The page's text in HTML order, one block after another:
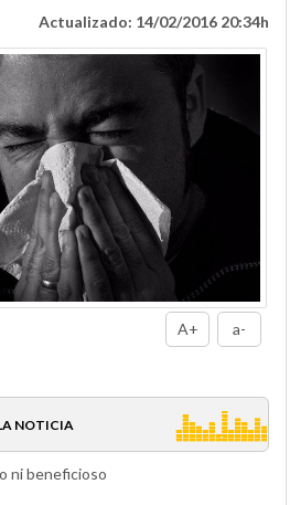
Actualizado: 14/02/2016 20:34h
A+ a-
NOTICIA
ni beneficioso